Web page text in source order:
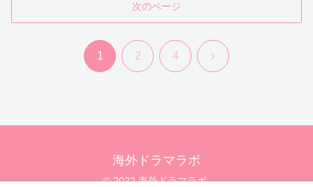
次のページ
1 2 4 次
海外ドラマラボ
© 2022 海外ドラマラボ.